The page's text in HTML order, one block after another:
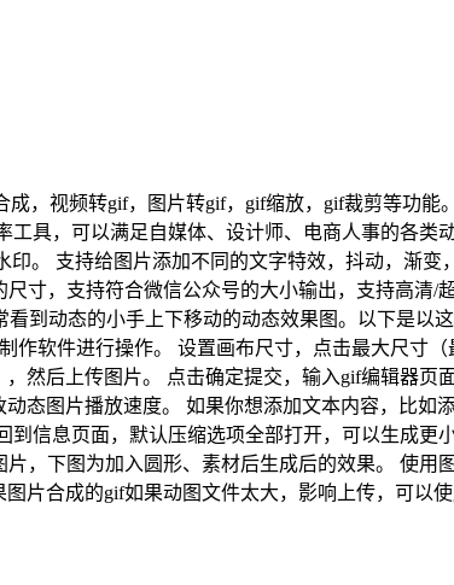
，视频转gif，图片转gif，gif缩放，gif裁剪等功能
具，可以满足自媒体、设计师、电商人事的各
。 支持给图片添加不同的文字特效，抖动，渐变
寸，支持符合微信公众号的大小输出，支持高清
到动态的小手上下移动的动态效果图。以下是以
作软件进行操作。 设置画布尺寸，点击最大尺寸
然后上传图片。 点击确定提交，输入gif编辑器页
态图片播放速度。 如果你想添加文本内容，比如
信息页面，默认压缩选项全部打开，可以生成更
，下图为加入圆形、素材后生成后的效果。 使用
片合成的gif如果动图文件太大，影响上传，可以